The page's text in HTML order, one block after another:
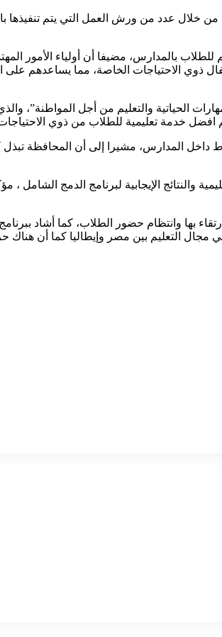
خلال عدد من ورش العمل التي يتم تنفيذها
بالمدارس، مضيفا أن أولياء الأمور
ذوي الاحتياجات الخاصة، مما يساعدهم
الحياتية والتعليم من أجل المواطنة”،
افضل خدمة تعليمية للطلاب من ذوي
داخل المدارس، مشيرا إلى أن المحافظة تبذل
والنتائج الإيجابية لبرنامج الدمج الشامل
بها وانتظام حضور الطلاب، كما أشاد
مجال التعليم بين مصر وإيطاليا كما أن هناك